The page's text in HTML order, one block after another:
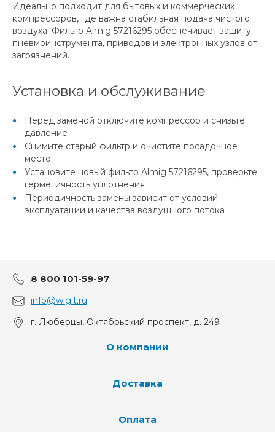
Идеально подходит для бытовых и коммерческих
компрессоров, где важна стабильная подача чистого
воздуха. Фильтр Almig 57216295 обеспечивает защиту
пневмоинструмента, приводов и электронных узлов от
загрязнений.
Установка и обслуживание
Перед заменой отключите компрессор и снизьте
давление
Снимите старый фильтр и очистите посадочное
место
Установите новый фильтр Almig 57216295, проверьте
герметичность уплотнения
Периодичность замены зависит от условий
эксплуатации и качества воздушного потока
8 800 101-59-97
info@wigit.ru
г. Люберцы, Октябрьский проспект, д. 249
О компании
Доставка
Оплата